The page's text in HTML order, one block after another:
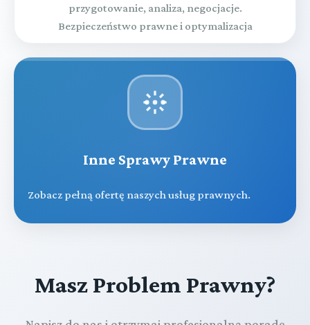
przygotowanie, analiza, negocjacje.
Bezpieczeństwo prawne i optymalizacja
Inne Sprawy Prawne
Zobacz pełną ofertę naszych usług prawnych.
Masz Problem Prawny?